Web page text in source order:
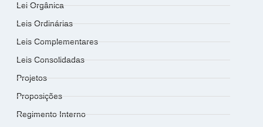
Lei Orgânica
Leis Ordinárias
Leis Complementares
Leis Consolidadas
Projetos
Proposições
Regimento Interno